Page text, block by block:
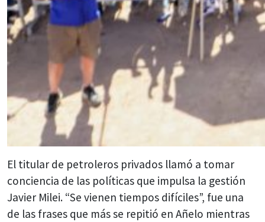
El titular de petroleros privados llamó a tomar
conciencia de las políticas que impulsa la gestión
Javier Milei. “Se vienen tiempos difíciles”, fue una
de las frases que más se repitió en Añelo mientras